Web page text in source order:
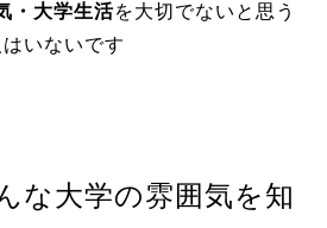
・大学生活を大切でないと思う
はいないです
な大学の雰囲気を知